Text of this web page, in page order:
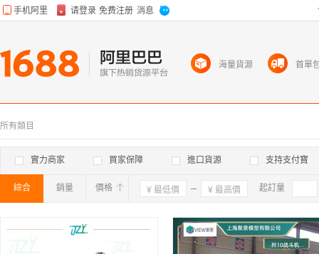
所有類目
實力商家 買家保障 進口貨源 支持支付寶
綜合 銷量 價格 確定 起訂量
海量貨源 首單